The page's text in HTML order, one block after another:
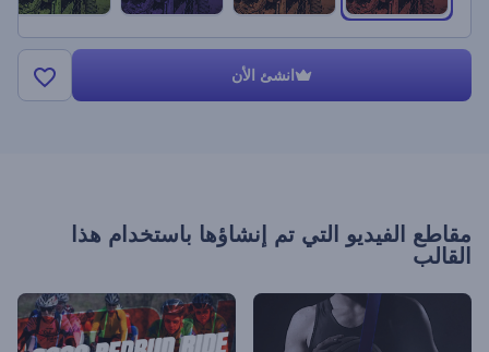
انشئ الأن
مقاطع الفيديو التي تم إنشاؤها باستخدام هذا
القالب